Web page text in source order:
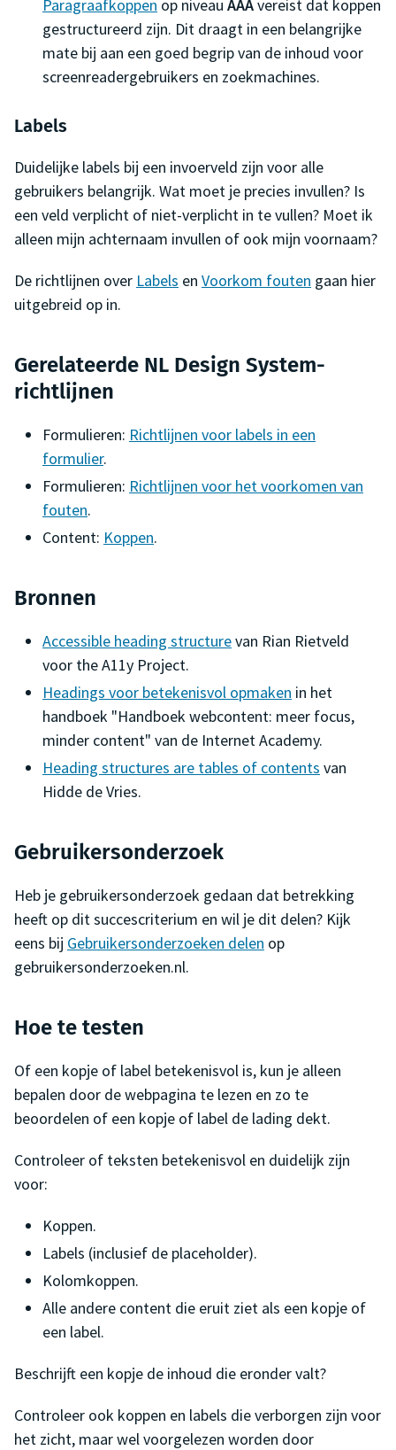
Paragraafkoppen op niveau AAAvereist dat koppen
gestructureerd zijn. Dit draagt in een belangrijke
mate bij aan een goed begrip van de inhoud voor
screenreadergebruikers en zoekmachines.
Labels
Duidelijke labels bij een invoerveld zijn voor alle
gebruikers belangrijk. Wat moet je precies invullen? Is
een veld verplicht of niet-verplicht in te vullen? Moet ik
alleen mijn achternaam invullen of ook mijn voornaam?
De richtlijnen over Labels en Voorkom fouten gaan hier
uitgebreid op in.
Gerelateerde NL Design System-
richtlijnen
Formulieren: Richtlijnen voor labels in een
formulier.
Formulieren: Richtlijnen voor het voorkomen van
fouten.
Content: Koppen.
Bronnen
Accessible heading structurevan Rian Rietveld
voor the A11y Project.
Headings voor betekenisvol opmaken in het
handboek "Handboek webcontent: meer focus,
minder content" van de Internet Academy.
Heading structures are tables of contents van
Hidde de Vries.
Gebruikersonderzoek
Heb je gebruikersonderzoek gedaan dat betrekking
heeft op dit succescriterium en wil je dit delen? Kijk
eens bij Gebruikersonderzoeken delen op
gebruikersonderzoeken.nl.
Hoe te testen
Of een kopje of label betekenisvol is, kun je alleen
bepalen door de webpagina te lezen en zo te
beoordelen of een kopje of label de lading dekt.
Controleer of teksten betekenisvol en duidelijk zijn
voor:
Koppen.
Labels (inclusief de placeholder).
Kolomkoppen.
Alle andere content die eruit ziet als een kopje of
een label.
Beschrijft een kopje de inhoud die eronder valt?
Controleer ook koppen en labels die verborgen zijn voor
het zicht, maar wel voorgelezen worden door